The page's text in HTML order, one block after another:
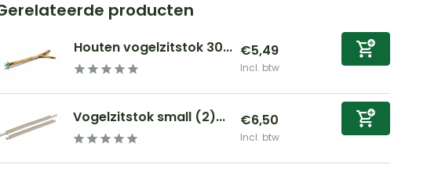
producten
Houten vogelzitstok 30... €5,49
Incl. btw
Vogelzitstok small (2)... €6,50
Incl. btw